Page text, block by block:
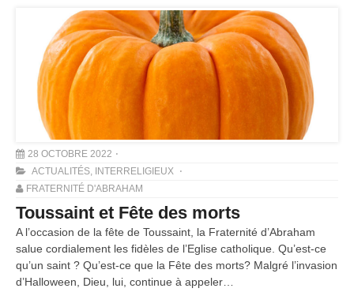
28 OCTOBRE 2022
ACTUALITÉS, INTERRELIGIEUX
FRATERNITÉ D'ABRAHAM
Toussaint et Fête des morts
A l’occasion de la fête de Toussaint, la Fraternité d’Abraham
salue cordialement les fidèles de l’Eglise catholique. Qu’est-ce
qu’un saint ? Qu’est-ce que la Fête des morts? Malgré l’invasion
d’Halloween, Dieu, lui, continue à appeler…